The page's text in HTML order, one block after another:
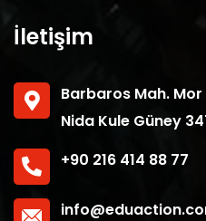
İletişim
Barbaros Mah.
Nida Kule Güney
+90 216 414 88 77